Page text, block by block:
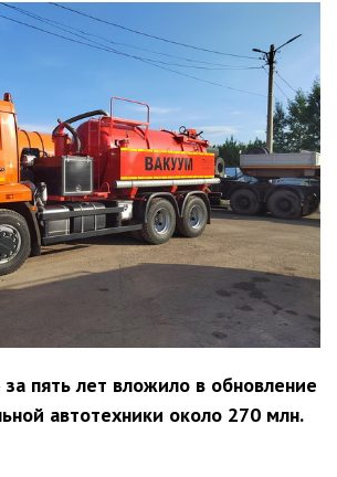
пять лет вложило в обновление
автотехники около 270 млн.